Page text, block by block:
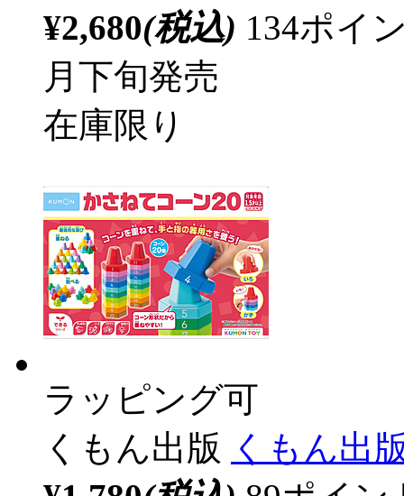
¥2,680(税込) 134ポイ
月下旬発売
在庫限り
ラッピング可
くもん出版 くもん出